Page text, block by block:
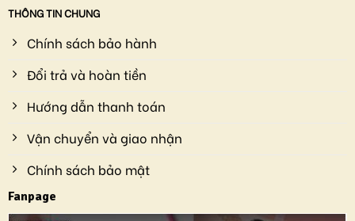
THÔNG TIN CHUNG
Chính sách bảo hành
Đổi trả và hoàn tiền
Hướng dẫn thanh toán
Vận chuyển và giao nhận
Chính sách bảo mật
Fanpage